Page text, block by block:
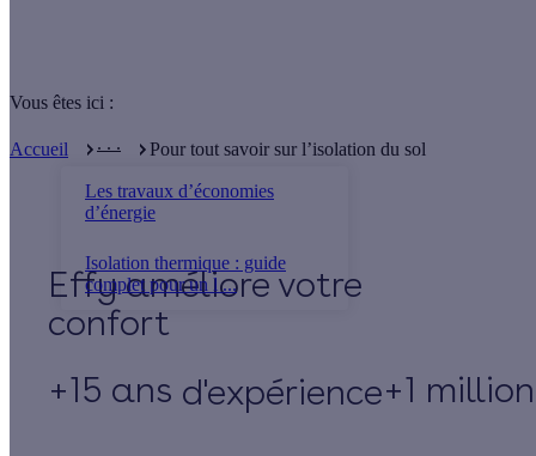
Vous êtes ici :
Accueil . . .
Les travaux d’économies
d’énergie
Isolation thermique : guide
complet pour un l ...
Pour tout savoir sur l’isolation du sol
Effy
+15 ans d'expérience+1